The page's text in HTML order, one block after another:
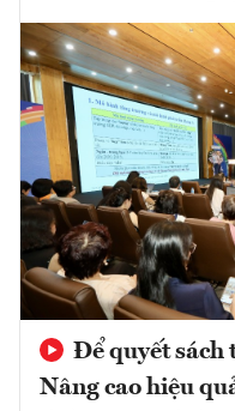
Để quyết sách
Nâng cao hiệu